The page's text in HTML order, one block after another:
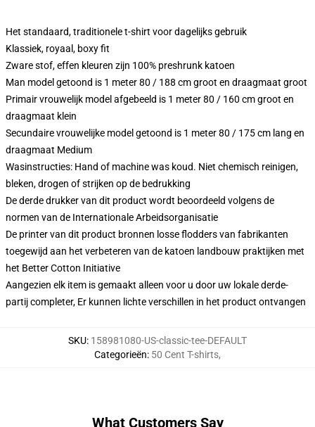
Het standaard, traditionele t-shirt voor dagelijks gebruik
Klassiek, royaal, boxy fit
Zware stof, effen kleuren zijn 100% preshrunk katoen
Man model getoond is 1 meter 80 / 188 cm groot en draagmaat groot
Primair vrouwelijk model afgebeeld is 1 meter 80 / 160 cm groot en
draagmaat klein
Secundaire vrouwelijke model getoond is 1 meter 80 / 175 cm lang en
draagmaat Medium
Wasinstructies: Hand of machine was koud. Niet chemisch reinigen,
bleken, drogen of strijken op de bedrukking
De derde drukker van dit product wordt beoordeeld volgens de
normen van de Internationale Arbeidsorganisatie
De printer van dit product bronnen losse flodders van fabrikanten
toegewijd aan het verbeteren van de katoen landbouw praktijken met
het Better Cotton Initiative
Aangezien elk item is gemaakt alleen voor u door uw lokale derde-
partij completer, Er kunnen lichte verschillen in het product ontvangen
SKU: 158981080-US-classic-tee-DEFAULT
Categorieën: 50 Cent T-shirts,
What Customers Say